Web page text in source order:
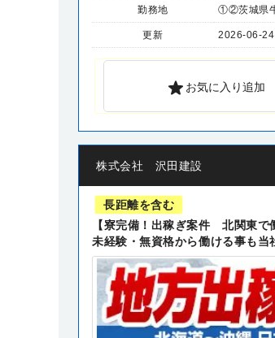
勤務地 ①②茨城県
更新 2026-06-
お気に入り追加
株式会社 沢田建設
長距離を含む
【寮完備！出稼ぎ案件 北関東
未経験・無資格から働ける事も当